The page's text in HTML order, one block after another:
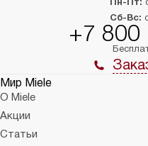
Сб-Вс:
+7 800
Мир Miele
О Miele
Акции
Статьи